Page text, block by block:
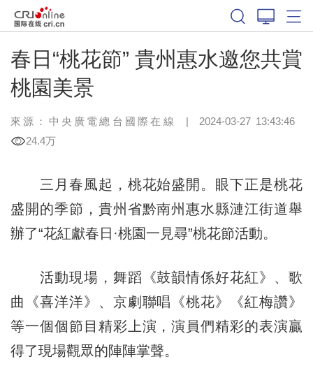
春日“桃花節” 貴州惠水邀您共賞
桃園美景
來源：中央廣電總台國際在線 | 2024-03-27 13:43:46
24.4万
三月春風起，桃花始盛開。眼下正是桃花
盛開的季節，貴州省黔南州惠水縣漣江街道舉
辦了“花紅獻春日·桃園一見尋”桃花節活動。
活動現場，舞蹈《鼓韻情係好花紅》、歌
曲《喜洋洋》、京劇聯唱《桃花》《紅梅讚》
等一個個節目精彩上演，演員們精彩的表演贏
得了現場觀眾的陣陣掌聲。